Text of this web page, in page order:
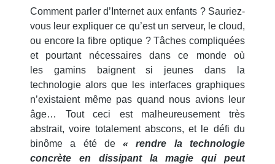
Comment parler d’Internet aux enfants ? Sauriez-
vous leur expliquer ce qu’est un serveur, le cloud,
ou encore la fibre optique ? Tâches compliquées
et pourtant nécessaires dans ce monde où
les gamins baignent si jeunes dans la
technologie alors que les interfaces graphiques
n’existaient même pas quand nous avions leur
âge… Tout ceci est malheureusement très
abstrait, voire totalement abscons, et le défi du
binôme a été de
« rendre la technologie
concrète en dissipant la magie qui peut